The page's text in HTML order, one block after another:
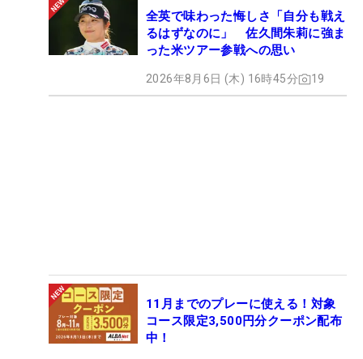
全英で味わった悔しさ「自分も戦え
るはずなのに」 佐久間朱莉に強ま
った米ツアー参戦への思い
2026年8月6日 (木) 16時45分 19
11月までのプレーに使える！対象
コース限定3,500円分クーポン配布
中！